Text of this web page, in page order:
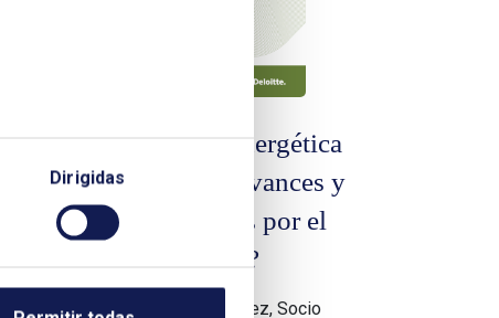
Dirigidas
Transición energética
en España: Avances y
retos, ¿vamos por el
buen camino?
Por Laureano Álvarez, Socio